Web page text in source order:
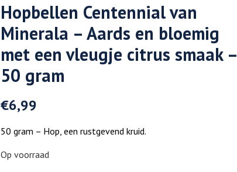
Hopbellen Centennial van
Minerala – Aards en bloemig
met een vleugje citrus smaak –
50 gram
€6,99
50 gram – Hop, een rustgevend kruid.
Op voorraad